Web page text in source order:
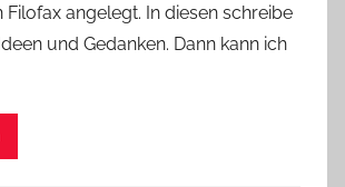
Filofax angelegt. In diesen schreibe
und Gedanken. Dann kann ich